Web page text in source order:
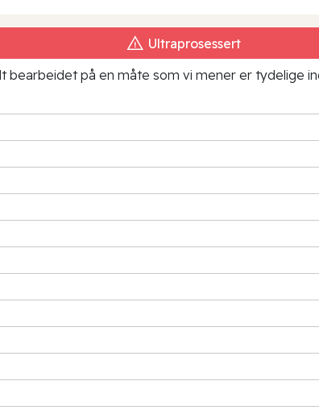
Ultraprosessert
bearbeidet på en måte som vi mener er tydelige